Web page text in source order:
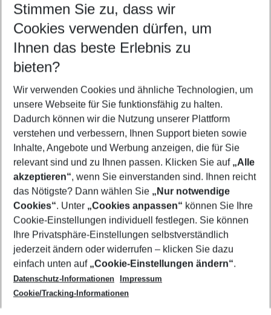
Abflughafen wählen
Beliebiger Abflughafen
Reisezeitraum wählen
11.08.26– 09.08.27 5-8 Nächte
2 Erwachsene Keine Kinder
Mehr Filter anzeigen
Footer
Footer navigation
Über uns
AGB
Cookie-Einstellungen ändern
Cookie-Richtlinie
Datenschutz
Service & Hilfe
Barrierefreies Reisen
Check-in
Folgen Sie uns
Stimmen Sie zu, dass wir
Cookies verwenden dürfen, um
Ihnen das beste Erlebnis zu
bieten?
Wir verwenden Cookies und ähnliche Technologien, um
unsere Webseite für Sie funktionsfähig zu halten.
Dadurch können wir die Nutzung unserer Plattform
verstehen und verbessern, Ihnen Support bieten sowie
Inhalte, Angebote und Werbung anzeigen, die für Sie
relevant sind und zu Ihnen passen. Klicken Sie auf „Alle
akzeptieren“, wenn Sie einverstanden sind. Ihnen reicht
das Nötigste? Dann wählen Sie „Nur notwendige
Cookies“. Unter „Cookies anpassen“ können Sie Ihre
Cookie-Einstellungen individuell festlegen. Sie können
Ihre Privatsphäre-Einstellungen selbstverständlich
jederzeit ändern oder widerrufen – klicken Sie dazu
einfach unten auf „Cookie-Einstellungen ändern“.
Datenschutz-Informationen
Impressum
Cookie/Tracking-Informationen